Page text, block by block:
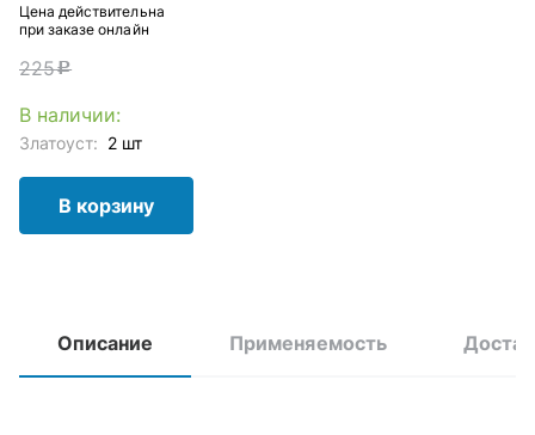
Цена действительна
при заказе онлайн
225c
В наличии:
Златоуст: 2 шт
В корзину
Описание Применяемость